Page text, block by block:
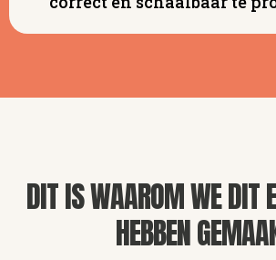
DIT IS WAAROM WE DIT
HEBBEN